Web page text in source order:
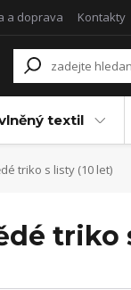
a doprava Kontakty
textil
triko s listy (10 let)
triko